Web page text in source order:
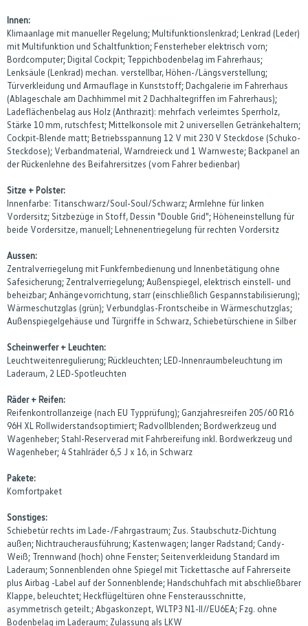
Innen:
Klimaanlage mit manueller Regelung; Multifunktionslenkrad; Lenkrad (Leder)
mit Multifunktion und Schaltfunktion; Fensterheber elektrisch vorn;
Bordcomputer; Digital Cockpit; Teppichbodenbelag im Fahrerhaus;
Lenksäule (Lenkrad) mechan. verstellbar, Höhen-/Längsverstellung;
Türverkleidung und Armauflage in Kunststoff; Dachgalerie im Fahrerhaus
(Ablageschale am Dachhimmel mit 2 Dachhaltegriffen im Fahrerhaus);
Ladeflächenbelag aus Holz (Anthrazit): mehrfach verleimtes Sperrholz,
Stärke 10 mm, rutschfest; Mittelkonsole mit 2 universellen Getränkehaltern;
Cockpit-Blende matt; Betriebsspannung 12 V mit 230 V Steckdose (Schuko-
Steckdose); Verbandmaterial, Warndreieck und 1 Warnweste; Backpanel an
der Rückenlehne des Beifahrersitzes (vom Fahrer bedienbar)
Sitze + Polster:
Innenfarbe: Titanschwarz/Soul-Soul/Schwarz; Armlehne für linken
Vordersitz; Sitzbezüge in Stoff, Dessin "Double Grid"; Höheneinstellung für
beide Vordersitze, manuell; Lehnenentriegelung für rechten Vordersitz
Aussen:
Zentralverriegelung mit Funkfernbedienung und Innenbetätigung ohne
Safesicherung; Zentralverriegelung; Außenspiegel, elektrisch einstell- und
beheizbar; Anhängevorrichtung, starr (einschließlich Gespannstabilisierung);
Wärmeschutzglas (grün); Verbundglas-Frontscheibe in Wärmeschutzglas;
Außenspiegelgehäuse und Türgriffe in Schwarz, Schiebetürschiene in Silber
Scheinwerfer + Leuchten:
Leuchtweitenregulierung; Rückleuchten; LED-Innenraumbeleuchtung im
Laderaum, 2 LED-Spotleuchten
Räder + Reifen:
Reifenkontrollanzeige (nach EU Typprüfung); Ganzjahresreifen 205/60 R16
96H XL Rollwiderstandsoptimiert; Radvollblenden; Bordwerkzeug und
Wagenheber; Stahl-Reserverad mit Fahrbereifung inkl. Bordwerkzeug und
Wagenheber; 4 Stahlräder 6,5 J x 16, in Schwarz
Pakete:
Komfortpaket
Sonstiges:
Schiebetür rechts im Lade-/Fahrgastraum; Zus. Staubschutz-Dichtung
außen; Nichtraucherausführung; Kastenwagen; langer Radstand; Candy-
Weiß; Trennwand (hoch) ohne Fenster; Seitenverkleidung Standard im
Laderaum; Sonnenblenden ohne Spiegel mit Tickettasche auf Fahrerseite
plus Airbag -Label auf der Sonnenblende; Handschuhfach mit abschließbarer
Klappe, beleuchtet; Heckflügeltüren ohne Fensterausschnitte,
asymmetrisch geteilt.; Abgaskonzept, WLTP3 N1-II//EU6EA; Fzg. ohne
Bodenbelag im Laderaum; Zulassung als LKW